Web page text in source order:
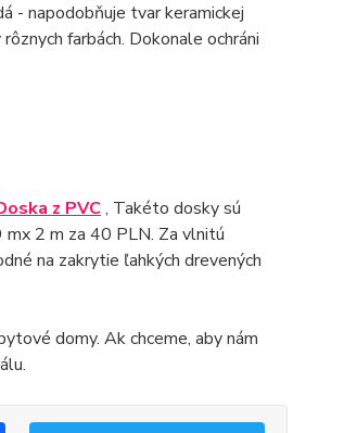
- napodobňuje tvar keramickej
farbách. Dokonale ochráni
z PVC, Takéto dosky sú
mx 2 m za 40 PLN. Za vlnitú
na zakrytie ľahkých drevených
domy. Ak chceme, aby nám